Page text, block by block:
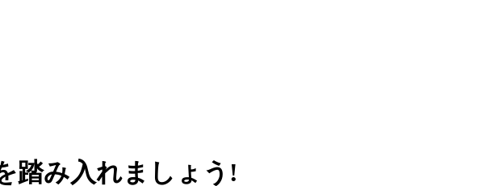
踏み入れましょう!